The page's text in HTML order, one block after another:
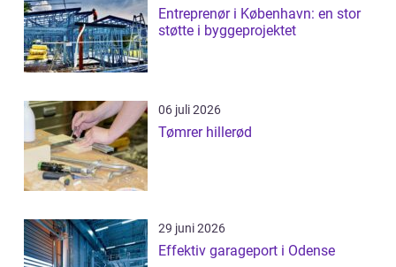
Entreprenør i København: en stor
støtte i byggeprojektet
06 juli 2026
Tømrer hillerød
29 juni 2026
Effektiv garageport i Odense